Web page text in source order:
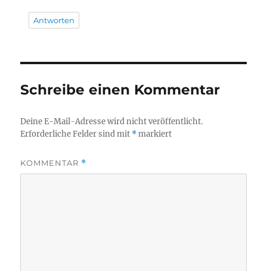
Antworten
Schreibe einen Kommentar
Deine E-Mail-Adresse wird nicht veröffentlicht.
Erforderliche Felder sind mit *markiert
KOMMENTAR *